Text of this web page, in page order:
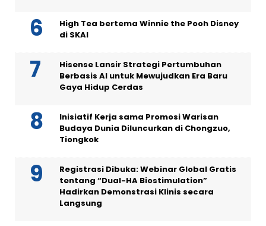
High Tea bertema Winnie the Pooh Disney
di SKAI
Hisense Lansir Strategi Pertumbuhan
Berbasis AI untuk Mewujudkan Era Baru
Gaya Hidup Cerdas
Inisiatif Kerja sama Promosi Warisan
Budaya Dunia Diluncurkan di Chongzuo,
Tiongkok
Registrasi Dibuka: Webinar Global Gratis
tentang “Dual-HA Biostimulation”
Hadirkan Demonstrasi Klinis secara
Langsung